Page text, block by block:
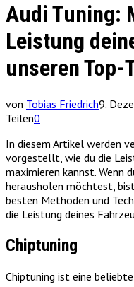
Audi Tuning:
Leistung
unseren Top-
von Tobias Friedrich9.
Teilen0
In diesem Artikel werden
vorgestellt, wie du die
maximieren kannst. Wenn
herausholen möchtest,
besten Methoden und
die Leistung deines
Chiptuning
Chiptuning ist eine